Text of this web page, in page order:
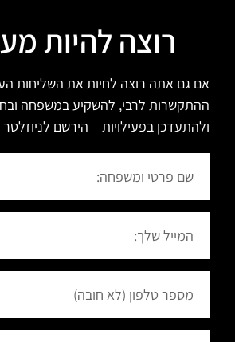
רוצה להיות
אם גם אתה רוצה לחיות את השליחות
ההתקשרות לרבי, להשקיע במשפחה
ולהתעדכן בפעילויות – הירשם לניוזלטר